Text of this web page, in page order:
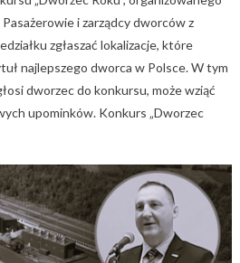
Pasażerowie i zarządcy dworców z
zgłaszać lokalizacje, które
najlepszego dworca w Polsce. W tym
dworzec do konkursu, może wziąć
upominków. Konkurs „Dworzec